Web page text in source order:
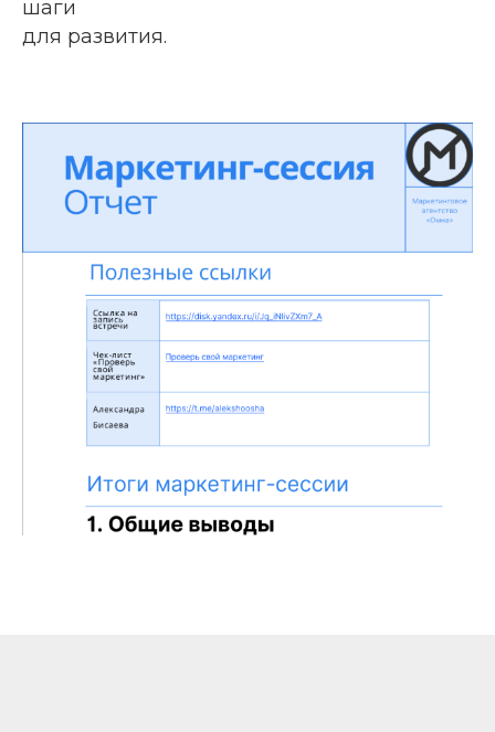
шаги
для развития.